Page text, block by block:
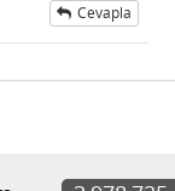
Cevapla